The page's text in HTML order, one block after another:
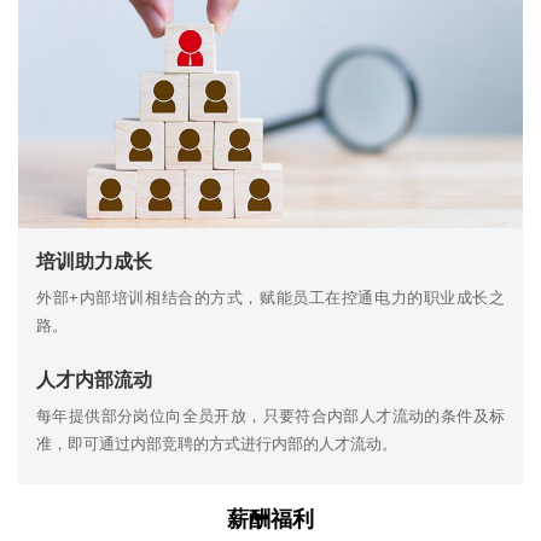
培训助力成长
外部+内部培训相结合的方式，赋能员工在控通电力的职业成长之
路。
人才内部流动
每年提供部分岗位向全员开放，只要符合内部人才流动的条件及标
准，即可通过内部竞聘的方式进行内部的人才流动。
薪酬福利